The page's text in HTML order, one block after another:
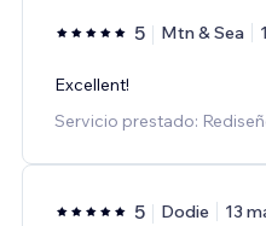
5 Mtn & Sea
Excellent!
Servicio prestado:
5 Dodie 13